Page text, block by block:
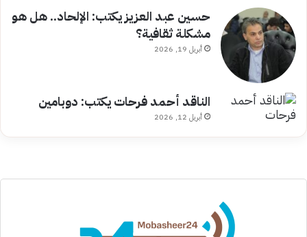
حسين عبد العزيز يكتب: الإلحاد.. هل هو
مشكلة ثقافية؟
أبريل 19, 2026
الناقد أحمد فرحات يكتب: دوبامين
أبريل 12, 2026